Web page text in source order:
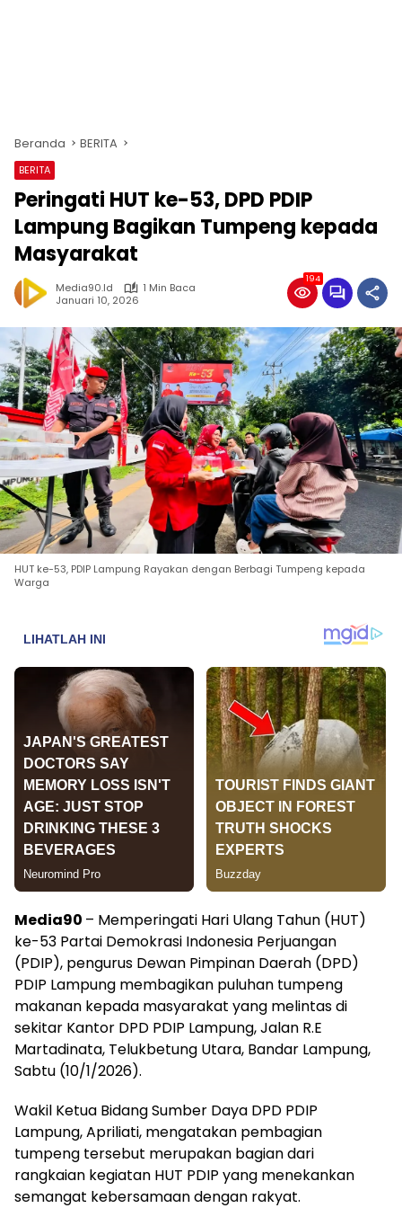
Beranda BERITA
BERITA
Peringati HUT ke-53, DPD PDIP
Lampung Bagikan Tumpeng kepada
Masyarakat
Media90.id
1 Min Baca
Januari 10, 2026
194
HUT ke-53, PDIP Lampung Rayakan dengan Berbagi Tumpeng kepada
Warga
Media90 – Memperingati Hari Ulang Tahun (HUT)
ke-53 Partai Demokrasi Indonesia Perjuangan
(PDIP), pengurus Dewan Pimpinan Daerah (DPD)
PDIP Lampung membagikan puluhan tumpeng
makanan kepada masyarakat yang melintas di
sekitar Kantor DPD PDIP Lampung, Jalan R.E
Martadinata, Telukbetung Utara, Bandar Lampung,
Sabtu (10/1/2026).
Wakil Ketua Bidang Sumber Daya DPD PDIP
Lampung, Apriliati, mengatakan pembagian
tumpeng tersebut merupakan bagian dari
rangkaian kegiatan HUT PDIP yang menekankan
semangat kebersamaan dengan rakyat.